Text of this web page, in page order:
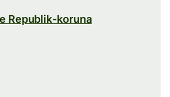
Republik-koruna